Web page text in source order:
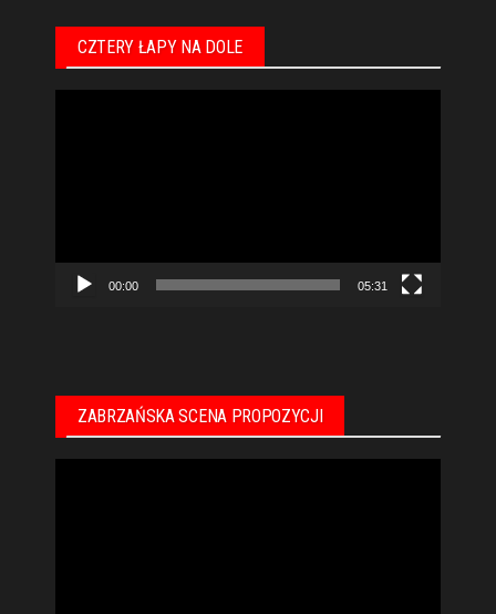
CZTERY ŁAPY NA DOLE
00:00 05:31
ZABRZAŃSKA SCENA PROPOZYCJI